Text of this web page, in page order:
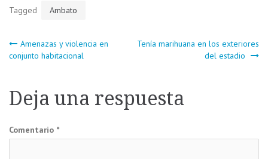
Tagged Ambato
Navegación
entradas
Amenazas y violencia en
conjunto habitacional
Tenía marihuana en los exteriores
del estadio
Deja una respuesta
Comentario *